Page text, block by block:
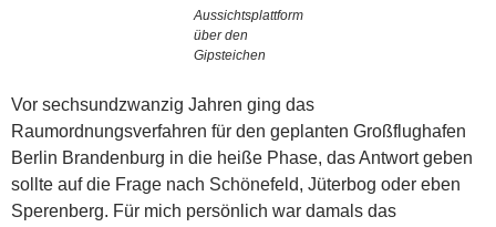
Aussichtsplattform
über den
Gipsteichen
Vor sechsundzwanzig Jahren ging das
Raumordnungsverfahren für den geplanten Großflughafen
Berlin Brandenburg in die heiße Phase, das Antwort geben
sollte auf die Frage nach Schönefeld, Jüterbog oder eben
Sperenberg. Für mich persönlich war damals das